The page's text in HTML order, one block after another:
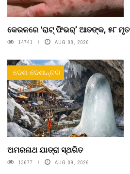
କେରଳରେ ‘ରାଟ୍ ଫିଭର୍’ ଆତଙ୍କ, ୫୮ ମୃତ
14741 AUG 08, 2026
ଦେଶ-ଦେଶାନ୍ତର
ଅମରନାଥ ଯାତ୍ରା ସ୍ଥଗିତ
13677 AUG 09, 2026